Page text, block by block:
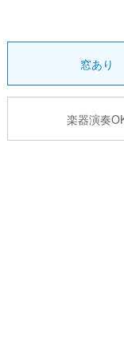
窓あり
楽器演奏